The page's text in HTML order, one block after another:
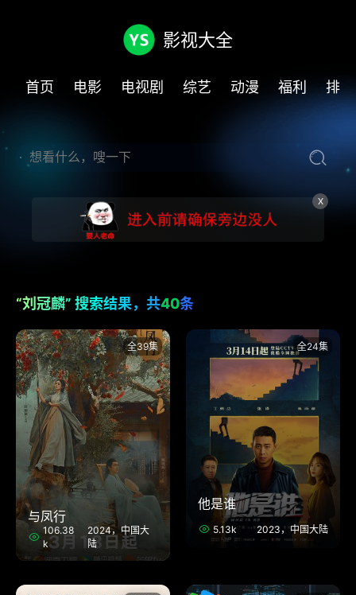
影视大全
首页 电影 电视剧 综艺 动漫 福利 排
X
“刘冠麟” 搜索结果，共40条
全39集
与凤行
106.38
k
2024，中国大
陆
全24集
他是谁
5.13k 2023，中国大陆